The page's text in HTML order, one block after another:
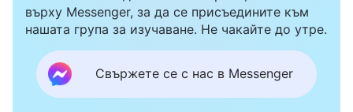
бива да избирам. Това е логиката, която
Това е нагласа на покорство “ (Словото, Т.3 –
Беседите на Христос от последните дни. Трета
върху Messenger, за да се присъедините към
нашата група за изучаване. Не чакайте до утре.
Свържете се с нас в Messenger